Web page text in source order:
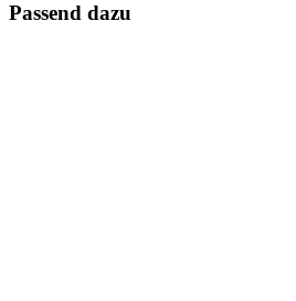
Passend dazu